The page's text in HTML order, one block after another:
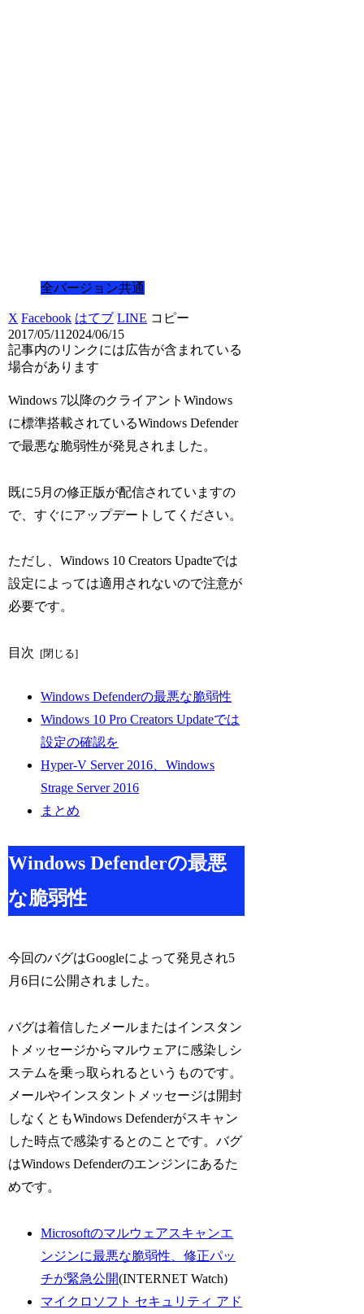
全バージョン共通
X Facebook はてブ LINE コピー
2017/05/11 2024/06/15
記事内のリンクには広告が含まれている
場合があります
Windows 7以降のクライアントWindows
に標準搭載されているWindows Defender
で最悪な脆弱性が発見されました。
既に5月の修正版が配信されていますの
で、すぐにアップデートしてください。
ただし、Windows 10 Creators Upadteでは
設定によっては適用されないので注意が
必要です。
目次
Windows Defenderの最悪な脆弱性
Windows 10 Pro Creators Updateでは
設定の確認を
Hyper-V Server 2016、Windows
Strage Server 2016
まとめ
Windows Defenderの最悪
な脆弱性
今回のバグはGoogleによって発見され5
月6日に公開されました。
バグは着信したメールまたはインスタン
トメッセージからマルウェアに感染しシ
ステムを乗っ取られるというものです。
メールやインスタントメッセージは開封
しなくともWindows Defenderがスキャン
した時点で感染するとのことです。バグ
はWindows Defenderのエンジンにあるた
めです。
Microsoftのマルウェアスキャンエ
ンジンに最悪な脆弱性、修正パッ
チが緊急公開(INTERNET Watch)
マイクロソフト セキュリティ アド